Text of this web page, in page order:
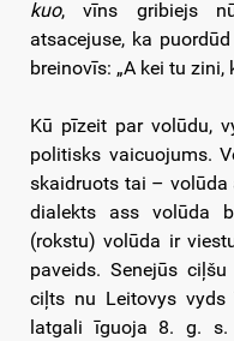
kuo, vīns gribiejs
atsacejuse, ka
breinovīs: „A kei tu zini,
Kū pīzeit par volūdu,
politisks vaicuojums.
skaidruots tai – volūda
dialekts ass volūda
(rokstu) volūda ir
paveids. Senejūs
ciļts nu Leitovys
latgali īguoja 8. g.